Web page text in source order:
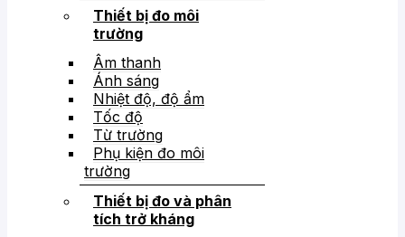
Thiết bị đo môi
trường
Âm thanh
Ánh sáng
Nhiệt độ, độ ẩm
Tốc độ
Từ trường
Phụ kiện đo môi
trường
Thiết bị đo và phân
tích trở kháng